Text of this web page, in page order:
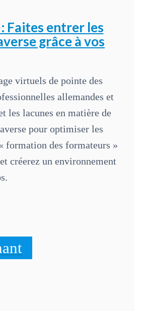
Faites entrer les
grâce à vos
virtuels de pointe des
allemandes et
les lacunes en matière de
pour optimiser les
formation des formateurs »
créerez un environnement